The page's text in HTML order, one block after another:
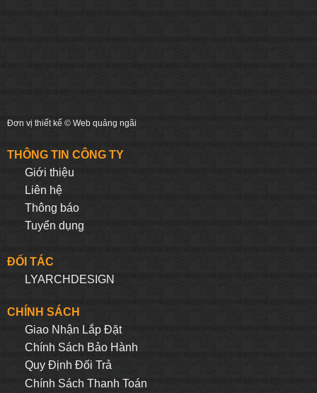
Đơn vị thiết kế © Web quảng ngãi
THÔNG TIN CÔNG TY
Giới thiệu
Liên hệ
Thông báo
Tuyển dụng
ĐỐI TÁC
LYARCHDESIGN
CHÍNH SÁCH
Giao Nhận Lắp Đặt
Chính Sách Bảo Hành
Quy Định Đối Trả
Chính Sách Thanh Toán